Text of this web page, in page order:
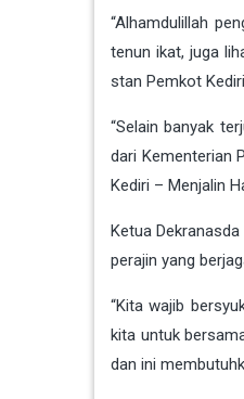
“Alhamdulillah
tenun ikat, juga
stan Pemkot
“Selain banyak
dari Kementerian
Kediri – Menjalin
Ketua
perajin yang
“Kita wajib
kita untuk
dan ini